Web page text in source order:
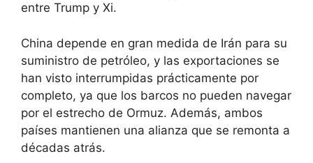
entre Trump y Xi.
China depende en gran medida de Irán para su
suministro de petróleo, y las exportaciones se
han visto interrumpidas prácticamente por
completo, ya que los barcos no pueden navegar
por el estrecho de Ormuz. Además, ambos
países mantienen una alianza que se remonta a
décadas atrás.